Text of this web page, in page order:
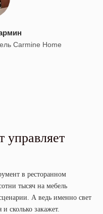
Carmine Home
управляет
в ресторанном
тысяч на мебель
А ведь именно свет
и сколько закажет.